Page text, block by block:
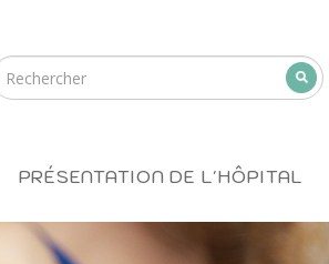
PRÉSENTATION DE L'HÔPITAL